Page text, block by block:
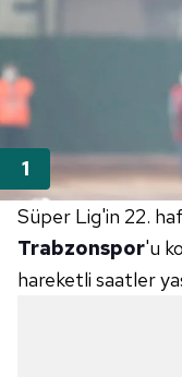
Süper Lig'in 22.
Trabzonspor'u
hareketli saatler